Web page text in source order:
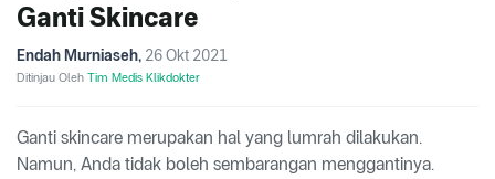
Ganti Skincare
Endah Murniaseh, 26 Okt 2021
Ditinjau Oleh Tim Medis Klikdokter
Ganti skincare merupakan hal yang lumrah dilakukan.
Namun, Anda tidak boleh sembarangan menggantinya.